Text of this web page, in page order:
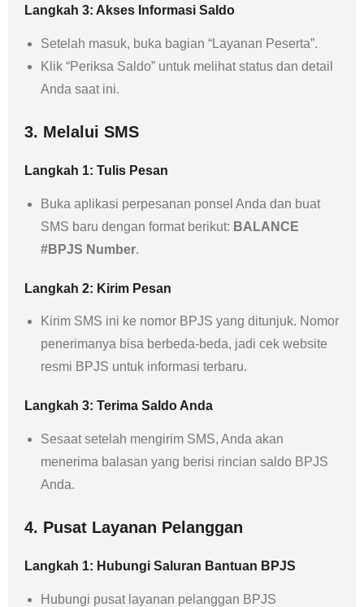
Langkah 3: Akses Informasi Saldo
Setelah masuk, buka bagian “Layanan Peserta”.
Klik “Periksa Saldo” untuk melihat status dan detail
Anda saat ini.
3. Melalui SMS
Langkah 1: Tulis Pesan
Buka aplikasi perpesanan ponsel Anda dan buat
SMS baru dengan format berikut: BALANCE
#BPJS Number.
Langkah 2: Kirim Pesan
Kirim SMS ini ke nomor BPJS yang ditunjuk. Nomor
penerimanya bisa berbeda-beda, jadi cek website
resmi BPJS untuk informasi terbaru.
Langkah 3: Terima Saldo Anda
Sesaat setelah mengirim SMS, Anda akan
menerima balasan yang berisi rincian saldo BPJS
Anda.
4. Pusat Layanan Pelanggan
Langkah 1: Hubungi Saluran Bantuan BPJS
Hubungi pusat layanan pelanggan BPJS